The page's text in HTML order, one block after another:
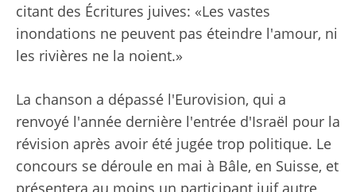
citant des Écritures juives: «Les vastes
inondations ne peuvent pas éteindre l'amour, ni
les rivières ne la noient.»
La chanson a dépassé l'Eurovision, qui a
renvoyé l'année dernière l'entrée d'Israël pour la
révision après avoir été jugée trop politique. Le
concours se déroule en mai à Bâle, en Suisse, et